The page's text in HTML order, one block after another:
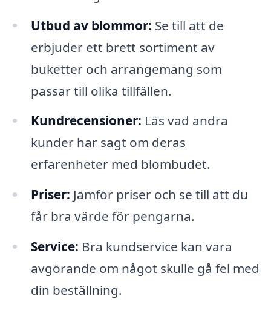
Utbud av blommor: Se till att de
erbjuder ett brett sortiment av
buketter och arrangemang som
passar till olika tillfällen.
Kundrecensioner: Läs vad andra
kunder har sagt om deras
erfarenheter med blombudet.
Priser: Jämför priser och se till att du
får bra värde för pengarna.
Service: Bra kundservice kan vara
avgörande om något skulle gå fel med
din beställning.